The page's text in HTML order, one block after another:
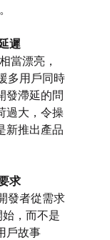
遲
當漂亮，
多用戶同時
發滯延的問
過大，令操
新推出產品
求
發者從需求
，而不是
戶故事